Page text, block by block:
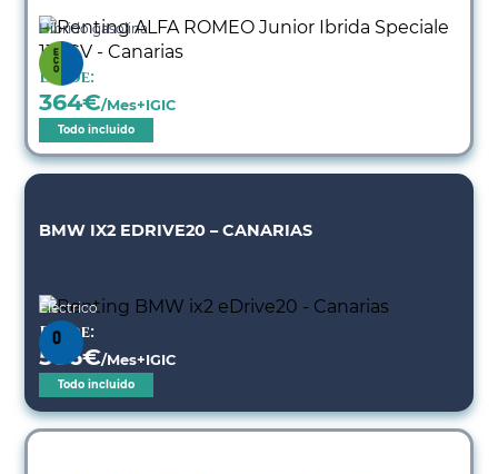
Híbrido gasolina
Desde:
364€/Mes+IGIC
Todo incluido
BMW IX2 EDRIVE20 – CANARIAS
Eléctrico
Desde:
506€/Mes+IGIC
Todo incluido